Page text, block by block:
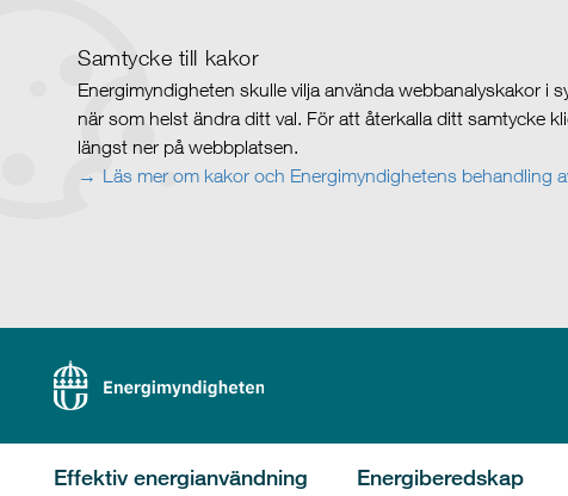
Samtycke till kakor
Energimyndigheten skulle vilja använda webbanalyskakor
när som helst ändra ditt val. För att återkalla ditt samtycke
längst ner på webbplatsen.
Läs mer om kakor och Energimyndighetens behandling
Effektiv energianvändning Energiberedskap